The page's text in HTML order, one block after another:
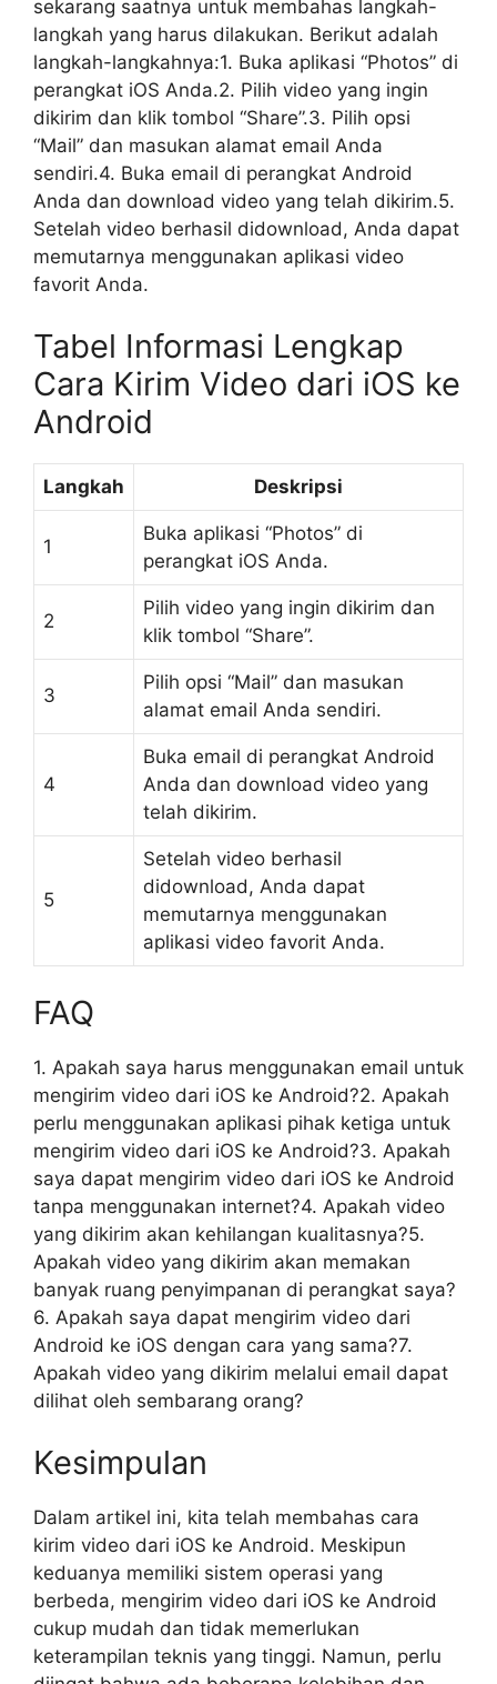
sekarang saatnya untuk membahas langkah-
langkah yang harus dilakukan. Berikut adalah
langkah-langkahnya:1. Buka aplikasi “Photos” di
perangkat iOS Anda.2. Pilih video yang ingin
dikirim dan klik tombol “Share”.3. Pilih opsi
“Mail” dan masukan alamat email Anda
sendiri.4. Buka email di perangkat Android
Anda dan download video yang telah dikirim.5.
Setelah video berhasil didownload, Anda dapat
memutarnya menggunakan aplikasi video
favorit Anda.
Tabel Informasi Lengkap
Cara Kirim Video dari iOS ke
Android
Langkah Deskripsi
1
Buka aplikasi “Photos” di
perangkat iOS Anda.
2
Pilih video yang ingin dikirim dan
klik tombol “Share”.
3
Pilih opsi “Mail” dan masukan
alamat email Anda sendiri.
4
Buka email di perangkat Android
Anda dan download video yang
telah dikirim.
5
Setelah video berhasil
didownload, Anda dapat
memutarnya menggunakan
aplikasi video favorit Anda.
FAQ
1. Apakah saya harus menggunakan email untuk
mengirim video dari iOS ke Android?2. Apakah
perlu menggunakan aplikasi pihak ketiga untuk
mengirim video dari iOS ke Android?3. Apakah
saya dapat mengirim video dari iOS ke Android
tanpa menggunakan internet?4. Apakah video
yang dikirim akan kehilangan kualitasnya?5.
Apakah video yang dikirim akan memakan
banyak ruang penyimpanan di perangkat saya?
6. Apakah saya dapat mengirim video dari
Android ke iOS dengan cara yang sama?7.
Apakah video yang dikirim melalui email dapat
dilihat oleh sembarang orang?
Kesimpulan
Dalam artikel ini, kita telah membahas cara
kirim video dari iOS ke Android. Meskipun
keduanya memiliki sistem operasi yang
berbeda, mengirim video dari iOS ke Android
cukup mudah dan tidak memerlukan
keterampilan teknis yang tinggi. Namun, perlu